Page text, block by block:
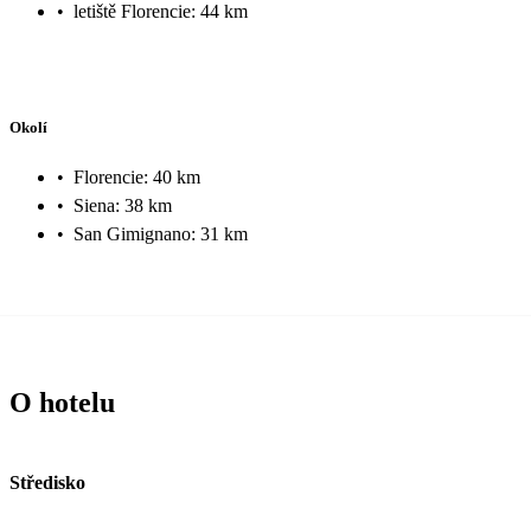
• letiště Florencie: 44 km
Okolí
• Florencie: 40 km
• Siena: 38 km
• San Gimignano: 31 km
O hotelu
Středisko